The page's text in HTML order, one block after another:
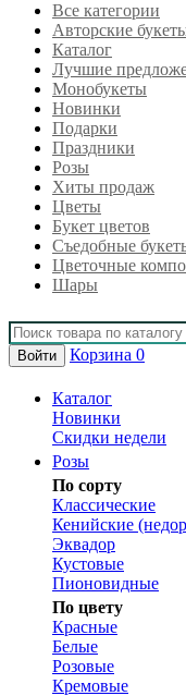
Все категории
Авторские
Каталог
Лучшие
Монобукеты
Новинки
Подарки
Праздники
Розы
Хиты продаж
Цветы
Букет цветов
Съедобные
Цветочные
Шары
Войти Корзина 0
Каталог
Новинки
Скидки недели
Розы
По сорту
Классические
Кенийские
Эквадор
Кустовые
Пионовидные
По цвету
Красные
Белые
Розовые
Кремовые